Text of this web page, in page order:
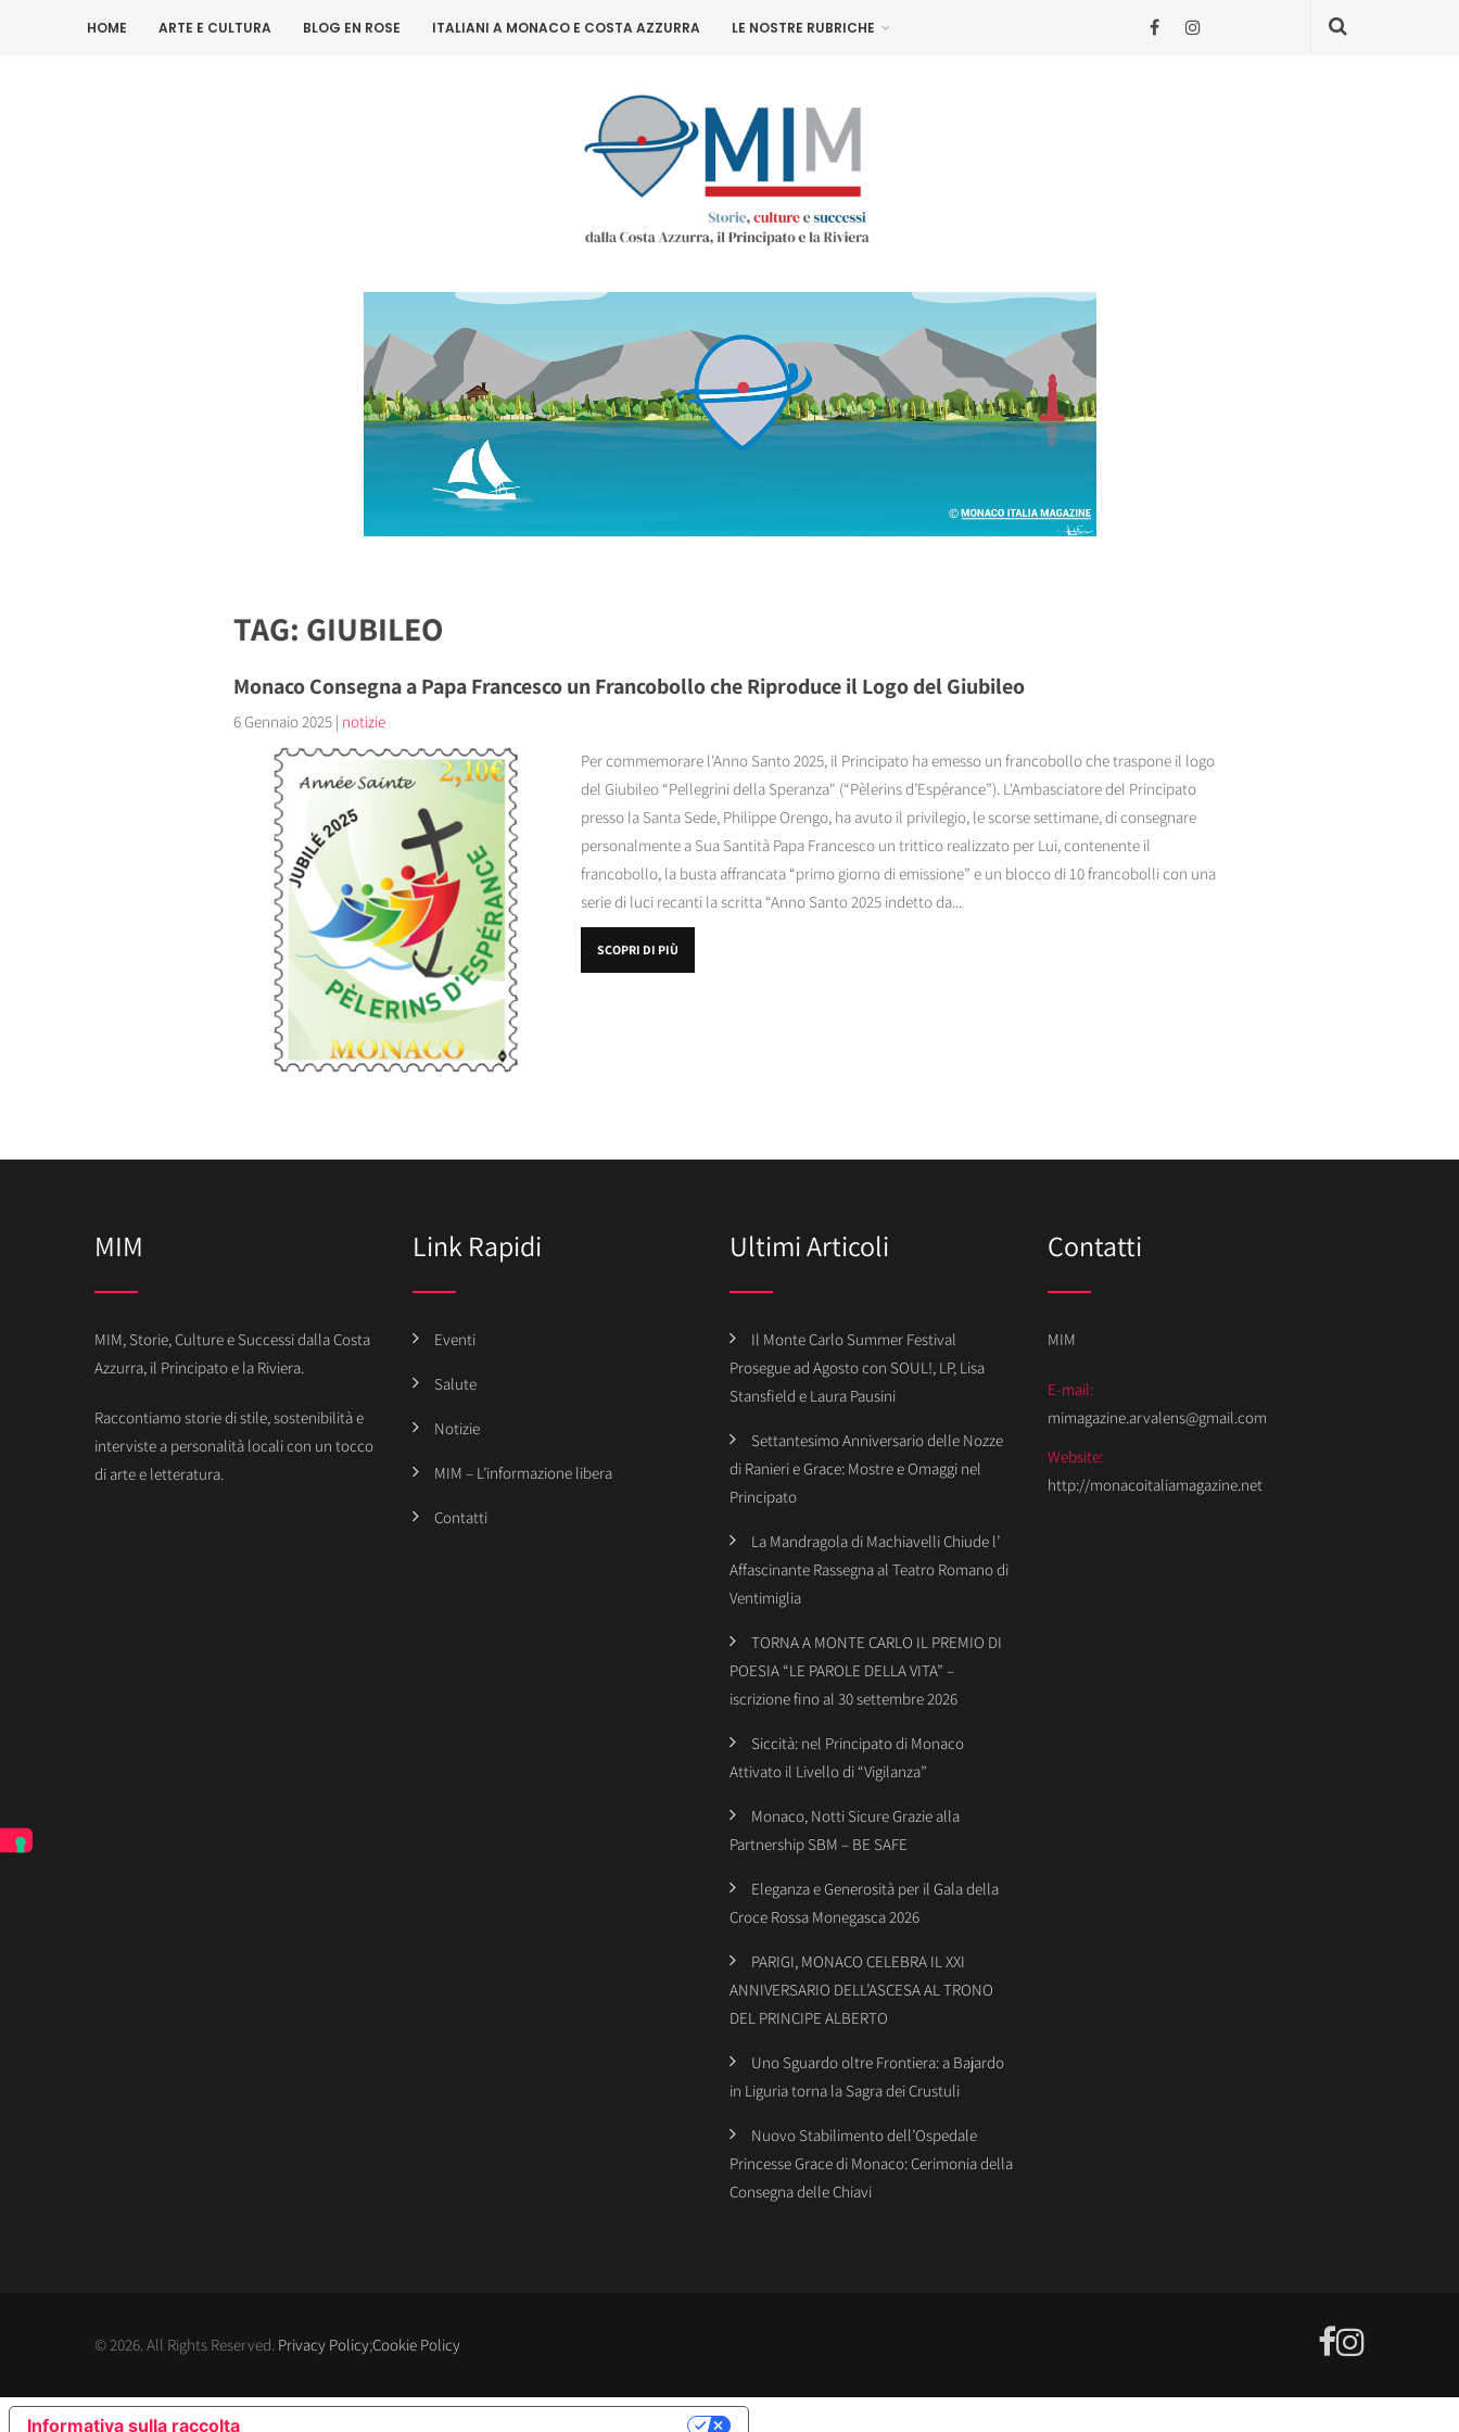
HOME ARTE E CULTURA BLOG EN ROSE ITALIANI A MONACO E COSTA AZZURRA LE NOSTRE RUBRICHE
TAG: GIUBILEO
Monaco Consegna a Papa Francesco un Francobollo che Riproduce il Logo del Giubileo
6 Gennaio 2025 | notizie
Per commemorare l'Anno Santo 2025, il Principato ha emesso un francobollo che traspone il logo
del Giubileo “Pellegrini della Speranza" (“Pèlerins d’Espérance”). L'Ambasciatore del Principato
presso la Santa Sede, Philippe Orengo, ha avuto il privilegio, le scorse settimane, di consegnare
personalmente a Sua Santità Papa Francesco un trittico realizzato per Lui, contenente il
francobollo, la busta affrancata “primo giorno di emissione” e un blocco di 10 francobolli con una
serie di luci recanti la scritta “Anno Santo 2025 indetto da...
SCOPRI DI PIÙ
MIM
MIM, Storie, Culture e Successi dalla Costa
Azzurra, il Principato e la Riviera.
Raccontiamo storie di stile, sostenibilità e
interviste a personalità locali con un tocco
di arte e letteratura.
Link Rapidi
Eventi
Salute
Notizie
MIM – L’informazione libera
Contatti
Ultimi Articoli
Il Monte Carlo Summer Festival
Prosegue ad Agosto con SOUL!, LP, Lisa
Stansfield e Laura Pausini
Settantesimo Anniversario delle Nozze
di Ranieri e Grace: Mostre e Omaggi nel
Principato
La Mandragola di Machiavelli Chiude l’
Affascinante Rassegna al Teatro Romano di
Ventimiglia
TORNA A MONTE CARLO IL PREMIO DI
POESIA “LE PAROLE DELLA VITA” –
iscrizione fino al 30 settembre 2026
Siccità: nel Principato di Monaco
Attivato il Livello di “Vigilanza”
Monaco, Notti Sicure Grazie alla
Partnership SBM – BE SAFE
Eleganza e Generosità per il Gala della
Croce Rossa Monegasca 2026
PARIGI, MONACO CELEBRA IL XXI
ANNIVERSARIO DELL’ASCESA AL TRONO
DEL PRINCIPE ALBERTO
Uno Sguardo oltre Frontiera: a Bajardo
in Liguria torna la Sagra dei Crustuli
Nuovo Stabilimento dell’Ospedale
Princesse Grace di Monaco: Cerimonia della
Consegna delle Chiavi
Contatti
MIM
E-mail:
mimagazine.arvalens@gmail.com
Website:
http://monacoitaliamagazine.net
© 2026. All Rights Reserved. Privacy Policy;Cookie Policy
Informativa sulla raccolta